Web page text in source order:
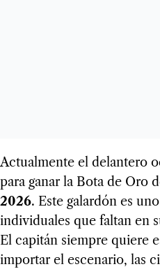
Actualmente el delantero
para ganar la Bota de Oro
2026. Este galardón es
individuales que faltan en
El capitán siempre quiere
importar el escenario, las